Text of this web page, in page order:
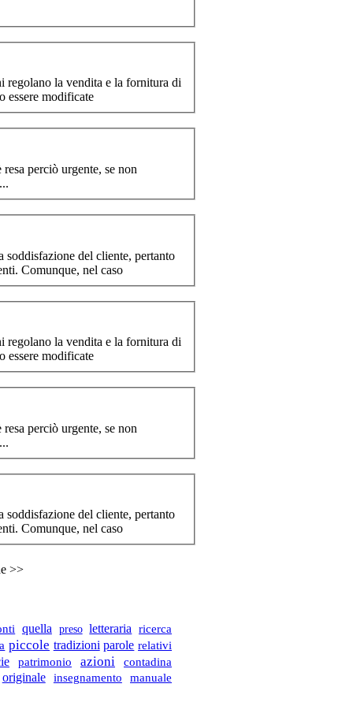
regolano la vendita e la fornitura di
essere modificate
assolutizzato per fini di mercato culturale. Si è resa perciò urgente, se non
Comunque, nel caso
regolano la vendita e la fornitura di
essere modificate
assolutizzato per fini di mercato culturale. Si è resa perciò urgente, se non
Comunque, nel caso
>>
quella preso letteraria ricerca
piccole tradizioni parole relativi
patrimonio azioni contadina
originale insegnamento manuale